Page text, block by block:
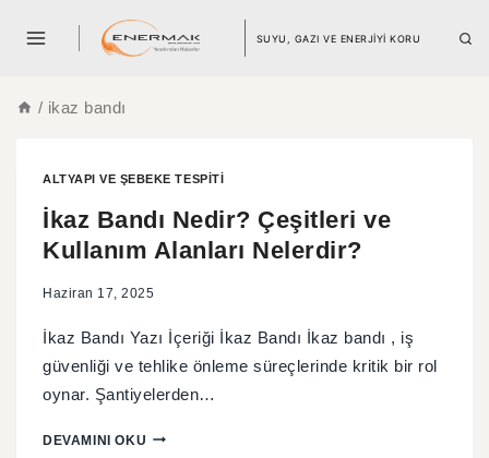
SUYU, GAZI VE ENERJİYİ KORU
/ ikaz bandı
ALTYAPI VE ŞEBEKE TESPITI
İkaz Bandı Nedir? Çeşitleri ve
Kullanım Alanları Nelerdir?
Haziran 17, 2025
İkaz Bandı Yazı İçeriği İkaz Bandı İkaz bandı , iş
güvenliği ve tehlike önleme süreçlerinde kritik bir rol
oynar. Şantiyelerden…
DEVAMINI OKU